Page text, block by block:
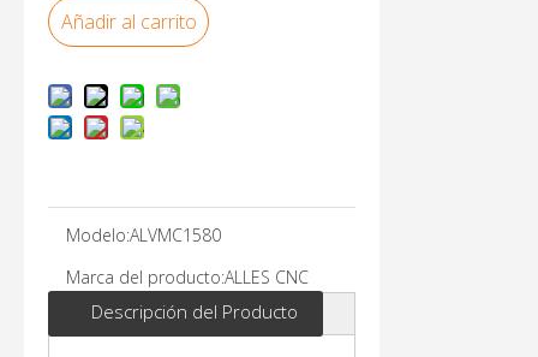
Añadir al carrito
Modelo:ALVMC1580
Marca del producto:ALLES CNC
Descripción del Producto